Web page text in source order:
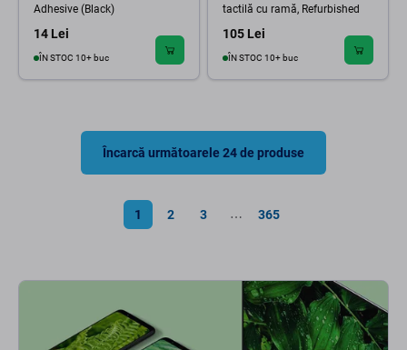
Adhesive (Black)
14 Lei
ÎN STOC 10+ buc
tactilă cu ramă, Refurbished
105 Lei
ÎN STOC 10+ buc
Încarcă următoarele 24 de produse
1 2 3 ⋯ 365